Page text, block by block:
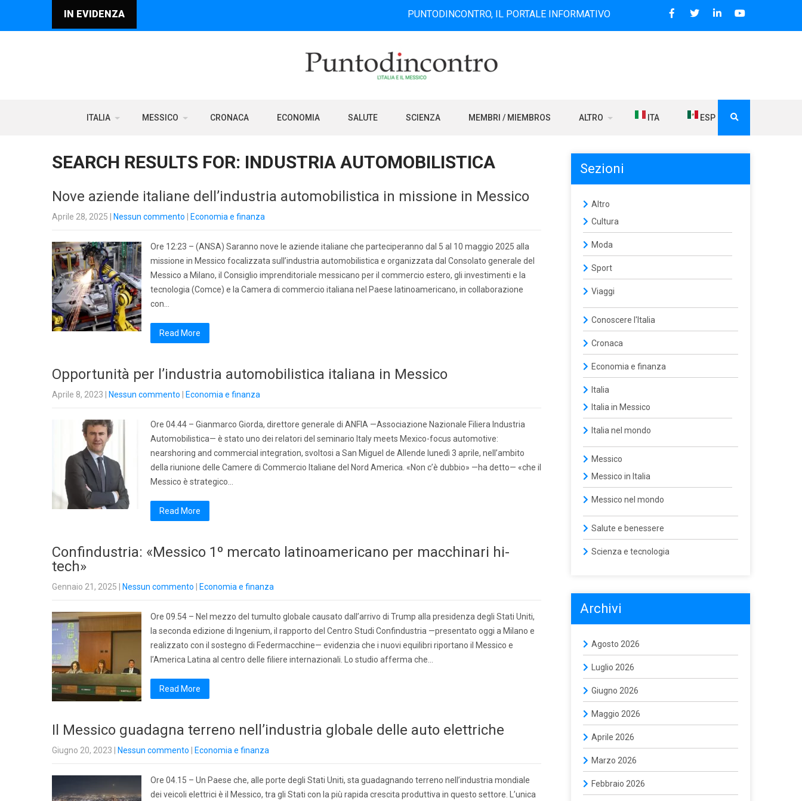
IN EVIDENZA PUNTODINCONTRO, IL PORTALE INFORMATIVO BILINGUE CHE DAL 2006 DIFFONDE NOTIZIE SUI
ITALIA MESSICO CRONACA ECONOMIA SALUTE SCIENZA MEMBRI / MIEMBROS ALTRO ITA ESP
SEARCH RESULTS FOR: INDUSTRIA AUTOMOBILISTICA
Nove aziende italiane dell’industria automobilistica in missione in Messico
Aprile 28, 2025 Nessun commento Economia e finanza
Ore 12:23 – (ANSA) Saranno nove le aziende italiane che parteciperanno dal 5 al 10 maggio 2025 alla
missione in Messico focalizzata sull’industria automobilistica e organizzata dal Consolato generale del
Messico a Milano, il Consiglio imprenditoriale messicano per il commercio estero, gli investimenti e la
tecnologia (Comce) e la Camera di commercio italiana nel Paese latinoamericano, in collaborazione
con…
Read More
Opportunità per l’industria automobilistica italiana in Messico
Aprile 8, 2023 Nessun commento Economia e finanza
Ore 04.44 – Gianmarco Giorda, direttore generale di ANFIA —Associazione Nazionale Filiera Industria
Automobilistica— è stato uno dei relatori del seminario Italy meets Mexico-focus automotive:
nearshoring and commercial integration, svoltosi a San Miguel de Allende lunedì 3 aprile, nell’ambito
della riunione delle Camere di Commercio Italiane del Nord America. «Non c’è dubbio» —ha detto— «che il
Messico è strategico…
Read More
Confindustria: «Messico 1º mercato latinoamericano per macchinari hi-
tech»
Gennaio 21, 2025 Nessun commento Economia e finanza
Ore 09.54 – Nel mezzo del tumulto globale causato dall’arrivo di Trump alla presidenza degli Stati Uniti,
la seconda edizione di Ingenium, il rapporto del Centro Studi Confindustria —presentato oggi a Milano e
realizzato con il sostegno di Federmacchine— evidenzia che i nuovi equilibri riportano il Messico e
l’America Latina al centro delle filiere internazionali. Lo studio afferma che…
Read More
Il Messico guadagna terreno nell’industria globale delle auto elettriche
Giugno 20, 2023 Nessun commento Economia e finanza
Ore 04.15 – Un Paese che, alle porte degli Stati Uniti, sta guadagnando terreno nell’industria mondiale
dei veicoli elettrici è il Messico, tra gli Stati con la più rapida crescita produttiva in questo settore. L’unica
Sezioni
Altro
Cultura
Moda
Sport
Viaggi
Conoscere l'Italia
Cronaca
Economia e finanza
Italia
Italia in Messico
Italia nel mondo
Messico
Messico in Italia
Messico nel mondo
Salute e benessere
Scienza e tecnologia
Archivi
Agosto 2026
Luglio 2026
Giugno 2026
Maggio 2026
Aprile 2026
Marzo 2026
Febbraio 2026